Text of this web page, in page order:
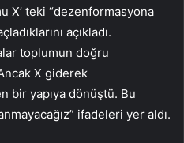
X’ teki “dezenformasyona
açıkladı.
toplumun doğru
X giderek
bir yapıya dönüştü. Bu
ifadeleri yer aldı.